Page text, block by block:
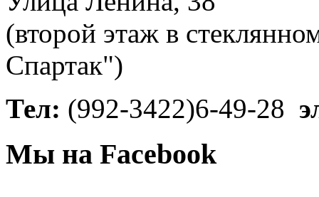
(второй этаж в
Спартак")
Тел: (992-3422)6-49-28
Мы на Facebook